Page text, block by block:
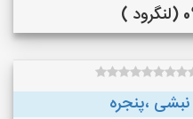
)
،پنجره